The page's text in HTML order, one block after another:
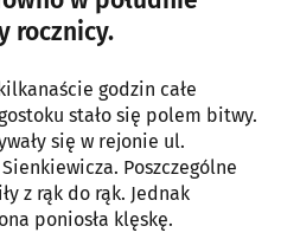
rocznicy.
godzin całe
stało się polem bitwy.
się w rejonie ul.
Poszczególne
z rąk do rąk. Jednak
poniosła klęskę.